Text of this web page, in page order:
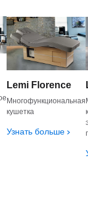
Lemi Florence
Многофункциональная
кушетка
Узнать больше